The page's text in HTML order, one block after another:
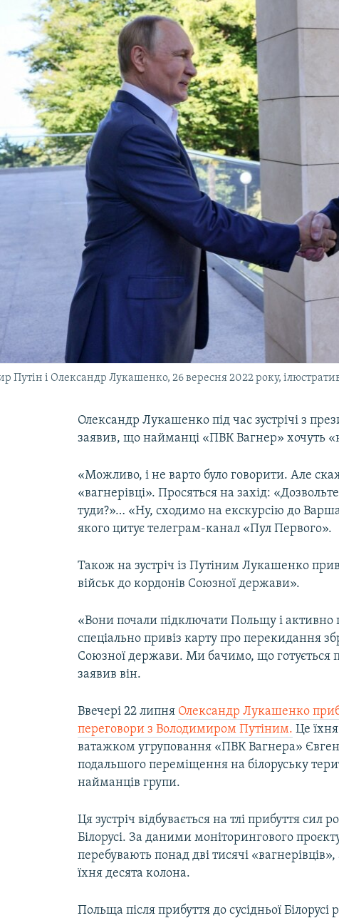
Путін і Олександр Лукашенко, 26 вересня 2022 року,
Олександр Лукашенко під час зустрічі з
заявив, що найманці «ПВК Вагнер» хочуть
«Можливо, і не варто було говорити. Але
«вагнерівці». Просяться на захід:
туди?»… «Ну, сходимо на екскурсію до
якого цитує телеграм-канал «Пул Первого».
Також на зустріч із Путіним Лукашенко
військ до кордонів Союзної держави».
«Вони почали підключати Польщу і
спеціально привіз карту про перекидання
Союзної держави. Ми бачимо, що готується
заявив він.
Ввечері 22 липня Олександр Лукашенко
переговори з Володимиром Путіним. Це
ватажком угруповання «ПВК Вагнера»
подальшого переміщення на білоруську
найманців групи.
Ця зустріч відбувається на тлі прибуття сил
Білорусі. За даними моніторингового
перебувають понад дві тисячі
їхня десята колона.
Польща після прибуття до сусідньої